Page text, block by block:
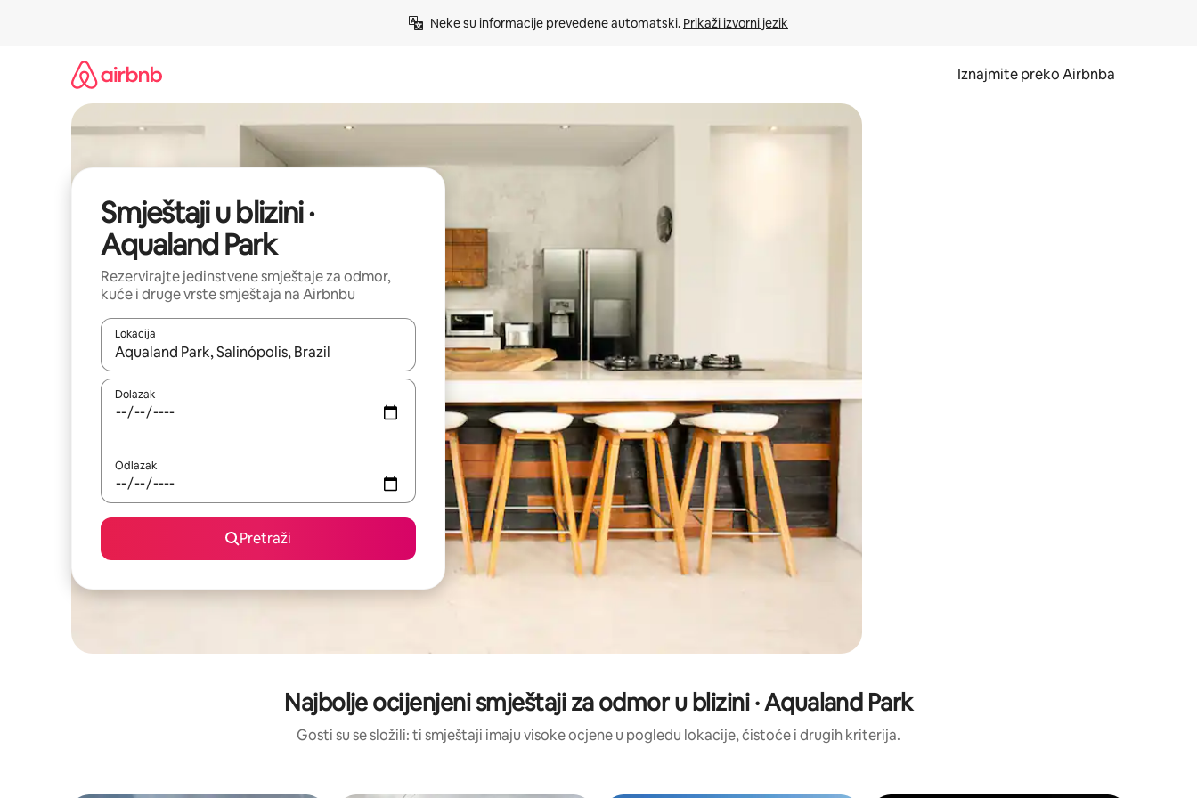
Neke su informacije prevedene automatski. Prikaži izvorni jezik
Iznajmite preko Airbnba
Smještaji u blizini ·
Aqualand Park
Rezervirajte jedinstvene smještaje za odmor,
kuće i druge vrste smještaja na Airbnbu
Lokacija
Kada budu dostupni rezultati, moći ćete ih pregledati koristeći se strelicama prema gore i prema dolje, kao i dodirom ili prelaskom prstom po zaslonu.
Dolazak
Odlazak
Pretraži
Najbolje ocijenjeni smještaji za odmor u blizini · Aqualand Park
Gosti su se složili: ti smještaji imaju visoke ocjene u pogledu lokacije, čistoće i drugih kriterija.